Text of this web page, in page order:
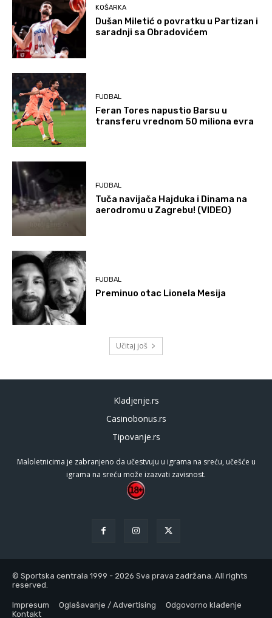
KOŠARKA
Dušan Miletić o povratku u Partizan i
saradnji sa Obradovićem
FUDBAL
Feran Tores napustio Barsu u
transferu vrednom 50 miliona evra
FUDBAL
Tuča navijača Hajduka i Dinama na
aerodromu u Zagrebu! (VIDEO)
FUDBAL
Preminuo otac Lionela Mesija
Učitaj još
Kladjenje.rs
Casinobonus.rs
Tipovanje.rs
Maloletnicima je zabranjeno da učestvuju u igrama na sreću, učešće u
igrama na sreću može izazvati zavisnost.
© Sportska centrala 1999 - 2026 Sva prava zadržana. All rights
reserved.
Impresum Oglašavanje / Advertising
Odgovorno klađenje
Kontakt